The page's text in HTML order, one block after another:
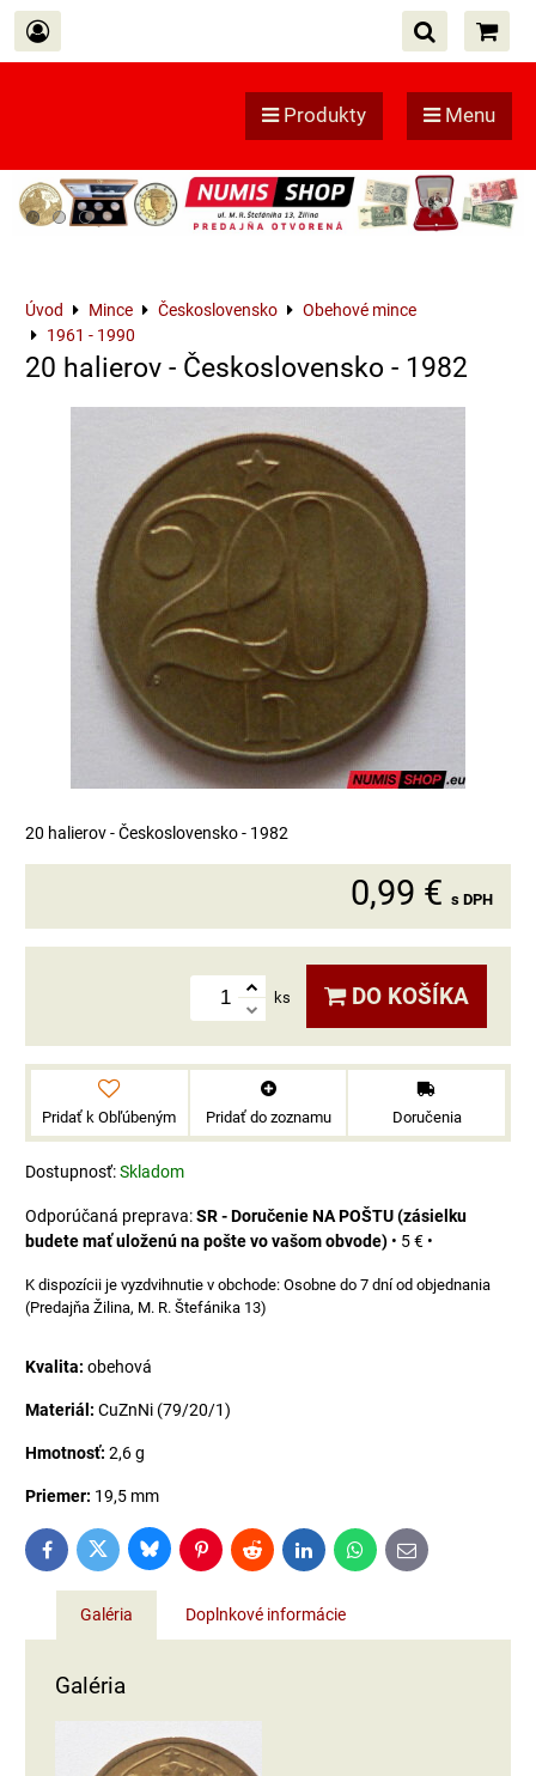
Produkty Menu
Úvod Mince Československo
Obehové mince
1961 - 1990
20 halierov - Československo - 1982
20 halierov - Československo - 1982
0,99 € s DPH
ks DO KOŠÍKA
Pridať k Obľúbeným Pridať do zoznamu Doručenia
Dostupnosť:Skladom
SR - Doručenie NA POŠTU (zásielku
budete mať uloženú na pošte vo vašom obvode) • 5 € •
Osobne do 7 dní od objednania
(Predajňa Žilina, M. R. Štefánika 13)
Kvalita: obehová
Materiál: CuZnNi (79/20/1)
Hmotnosť: 2,6 g
Priemer: 19,5 mm
FacebookTwitter BlueskyPinterestReddit LinkedInWhatsApp
E-
mail
Galéria Doplnkové informácie
Galéria